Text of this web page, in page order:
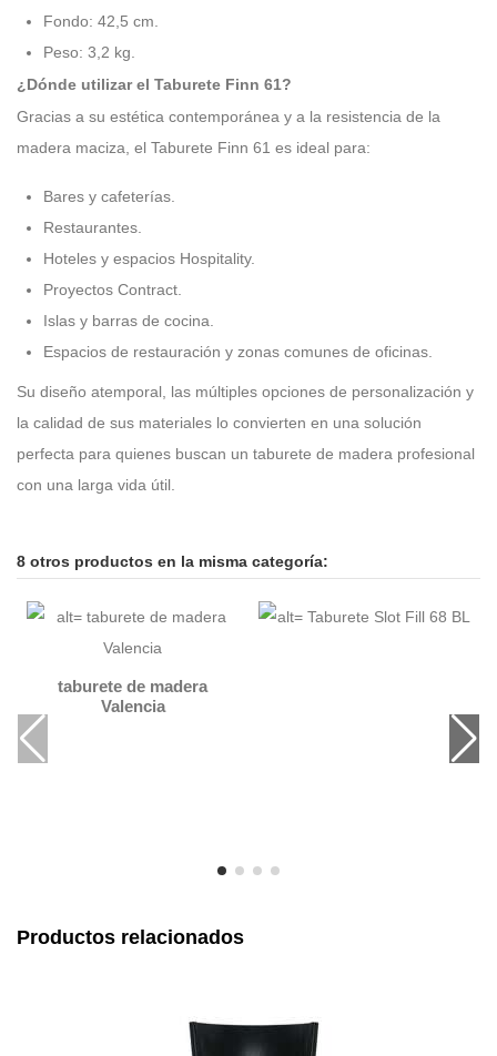
Fondo: 42,5 cm.
Peso: 3,2 kg.
¿Dónde utilizar el Taburete Finn 61?
Gracias a su estética contemporánea y a la resistencia de la
madera maciza, el Taburete Finn 61 es ideal para:
Bares y cafeterías.
Restaurantes.
Hoteles y espacios Hospitality.
Proyectos Contract.
Islas y barras de cocina.
Espacios de restauración y zonas comunes de oficinas.
Su diseño atemporal, las múltiples opciones de personalización y
la calidad de sus materiales lo convierten en una solución
perfecta para quienes buscan un taburete de madera profesional
con una larga vida útil.
8 otros productos en la misma categoría:
taburete de madera
Valencia
Productos relacionados